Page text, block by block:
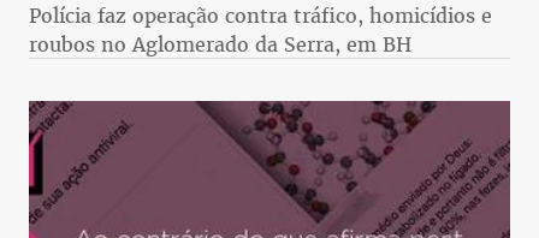
Polícia faz operação contra tráfico, homicídios e
roubos no Aglomerado da Serra, em BH